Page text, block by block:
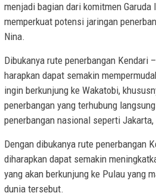
menjadi bagian dari komitmen
memperkuat potensi jaringan
Nina.
Dibukanya rute penerbangan Kendari
harapkan dapat semakin
ingin berkunjung ke Wakatobi,
penerbangan yang terhubung
penerbangan nasional seperti
Dengan dibukanya rute penerbangan
diharapkan dapat semakin
yang akan berkunjung ke Pulau yang
dunia tersebut.